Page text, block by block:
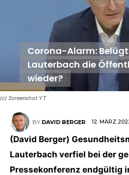
(c) Screenshot YT
Corona-Alarm:
Lauterbach die
wieder?
BY DAVID BERGER 12. MÄRZ
(David Berger)
Lauterbach verfiel bei der
Pressekonferenz endgültig